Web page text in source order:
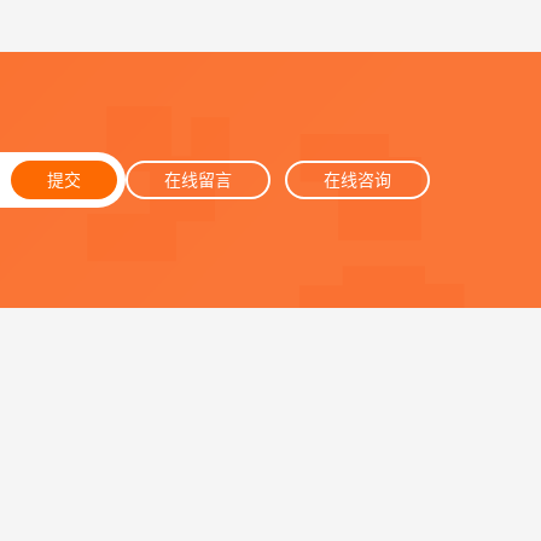
提交 在线留言 在线咨询